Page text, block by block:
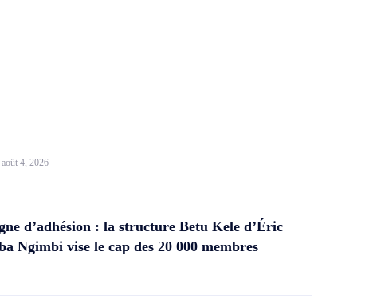
août 4, 2026
d’adhésion : la structure Betu Kele d’Éric
Ngimbi vise le cap des 20 000 membres